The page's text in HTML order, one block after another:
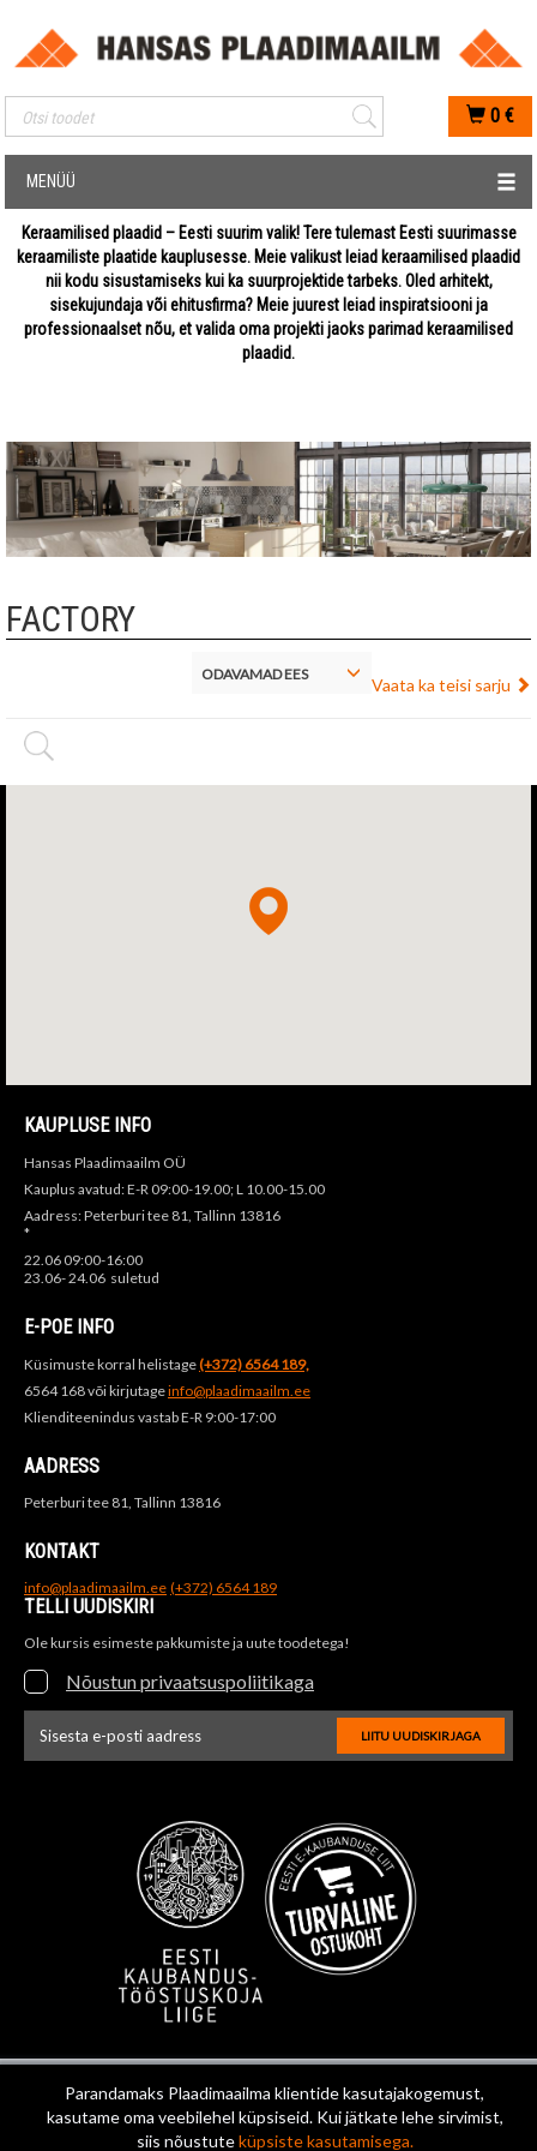
Parandamaks Plaadimaailma klientide kasutajakogemust,
kasutame oma veebilehel küpsiseid. Kui jätkate lehe sirvimist,
siis nõustuteküpsiste kasutamisega.
Mobiilis otsimise sisestus
0 €
MENÜÜ
Keraamilised plaadid – Eesti suurim valik! Tere tulemast Eesti suurimasse
keraamiliste plaatide kauplusesse. Meie valikust leiad keraamilised plaadid
nii kodu sisustamiseks kui ka suurprojektide tarbeks. Oled arhitekt,
sisekujundaja või ehitusfirma? Meie juurest leiad inspiratsiooni ja
professionaalset nõu, et valida oma projekti jaoks parimad keraamilised
plaadid.
FACTORY
Vaata ka teisi sarju
ODAVAMAD EES
KAUPLUSE INFO
Hansas Plaadimaailm OÜ
Kauplus avatud: E-R 09:00-19.00; L 10.00-15.00
Aadress: Peterburi tee 81, Tallinn 13816
*
22.06 09:00-16:00
23.06- 24.06 suletud
E-POE INFO
Küsimuste korral helistage(+372) 6564 189,
6564 168 või kirjutageinfo@plaadimaailm.ee
Klienditeenindus vastab E-R 9:00-17:00
AADRESS
Peterburi tee 81, Tallinn 13816
KONTAKT
info@plaadimaailm.ee (+372) 6564 189
TELLI UUDISKIRI
Ole kursis esimeste pakkumiste ja uute toodetega!
Nõustun privaatsuspoliitikaga
LIITU UUDISKIRJAGA